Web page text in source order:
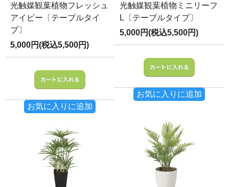
光触媒観葉植物フレッシュ
アイビー〔テーブルタイ
プ〕
5,000円(税込5,500円)
お気に入りに追加
光触媒観葉植物ミニリーフ
L〔テーブルタイプ〕
5,000円(税込5,500円)
お気に入りに追加